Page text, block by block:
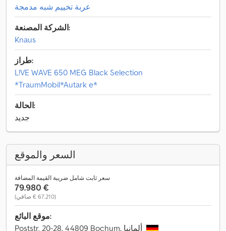
عربة تخييم شبه مدمجة
الشركة المصنعة:
Knaus
طراز:
L!VE WAVE 650 MEG Black Selection
*TraumMobil*Autark e*
الحالة:
جديد
السعر والموقع
سعر ثابت شامل ضريبة القيمة المضافة
‏79.980 €
(‏67.210 € صافي)
موقع البائع: